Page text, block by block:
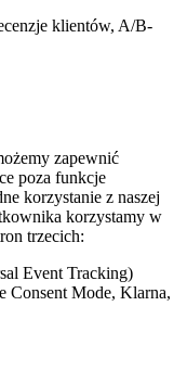
klientów, A/B-
zapewnić
poza funkcje
korzystanie z naszej
korzystamy w
trzecich:
Event Tracking)
Consent Mode, Klarna,